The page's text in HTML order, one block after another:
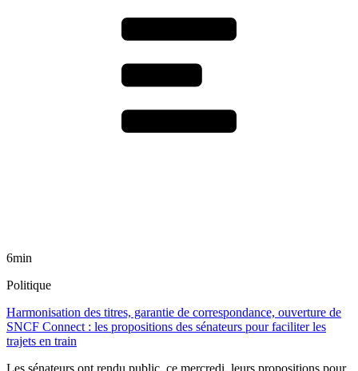
6min
Politique
Harmonisation des titres, garantie de correspondance, ouverture de
SNCF Connect : les propositions des sénateurs pour faciliter les
trajets en train
Les sénateurs ont rendu public, ce mercredi, leurs propositions pour